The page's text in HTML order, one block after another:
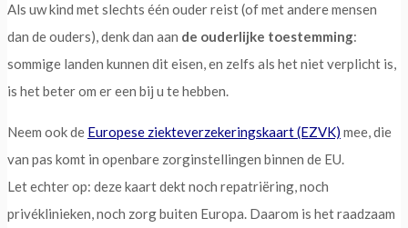
Als uw kind met slechts één ouder reist (of met andere mensen
dan de ouders), denk dan aan de ouderlijke toestemming:
sommige landen kunnen dit eisen, en zelfs als het niet verplicht is,
is het beter om er een bij u te hebben.
Neem ook de Europese ziekteverzekeringskaart (EZVK) mee, die
van pas komt in openbare zorginstellingen binnen de EU.
Let echter op: deze kaart dekt noch repatriëring, noch
privéklinieken, noch zorg buiten Europa. Daarom is het raadzaam